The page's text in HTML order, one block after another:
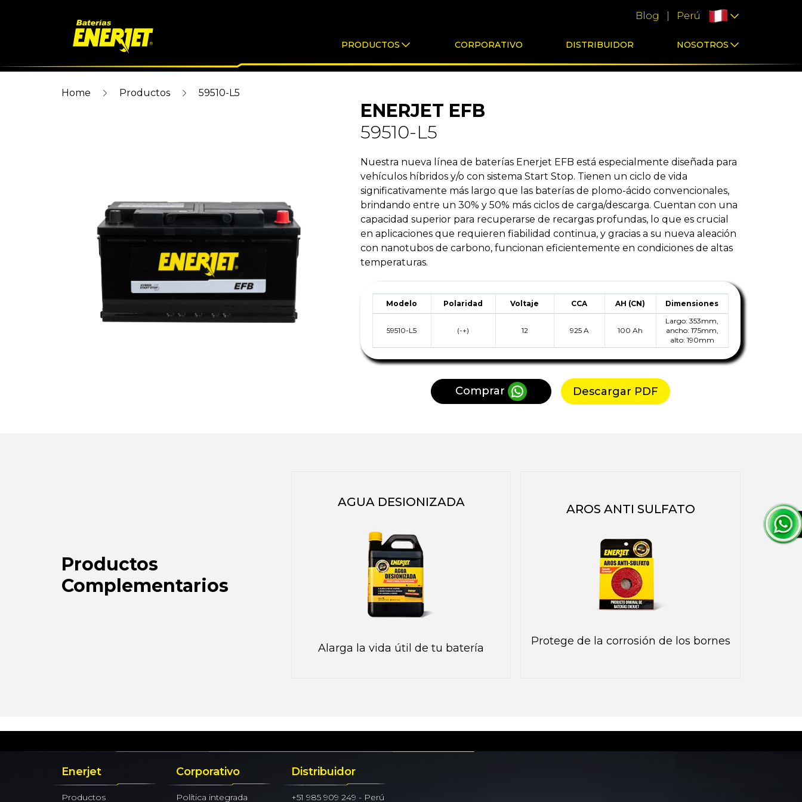
Blog Perú
PRODUCTOS CORPORATIVO DISTRIBUIDOR NOSOTROS
Home Productos 59510-L5
ENERJET EFB
59510-L5
Nuestra nueva línea de baterías Enerjet EFB está especialmente diseñada para
vehículos híbridos y/o con sistema Start Stop. Tienen un ciclo de vida
significativamente más largo que las baterías de plomo-ácido convencionales,
brindando entre un 30% y 50% más ciclos de carga/descarga. Cuentan con una
capacidad superior para recuperarse de recargas profundas, lo que es crucial
en aplicaciones que requieren fiabilidad continua, y gracias a su nueva aleación
con nanotubos de carbono, funcionan eficientemente en condiciones de altas
temperaturas.
Modelo Polaridad Voltaje CCA AH (CN) Dimensiones
59510-L5 (-+) 12 925 A 100 Ah
Largo:353mm,
ancho: 175mm,
alto: 190mm
Comprar Descargar PDF
Productos
Complementarios
AGUA DESIONIZADA
Alarga la vida útil de tu batería
AROS ANTI SULFATO
Protege de la corrosión de los bornes
Enerjet
Productos
Corporativo
Política integrada
Distribuidor
+51 985 909 249 - Perú